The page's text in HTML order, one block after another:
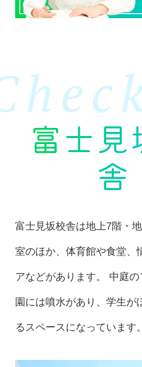
富士見
舎
富士見坂校舎は地上7階・
室のほか、体育館や食堂、
アなどがあります。 中庭
園には噴水があり、学生が
るスペースになっています。